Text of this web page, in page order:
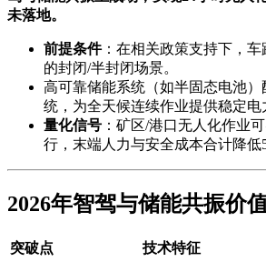
未落地。
前提条件：在相关政策支持下，
的封闭/半封闭场景。
高可靠储能系统（如半固态电池
统，为全天候连续作业提供稳定电
量化信号 ：矿区/港口无人化作业
行，末端人力与安全成本合计降低
2026年智驾与储能共振价
突破点 技术特征